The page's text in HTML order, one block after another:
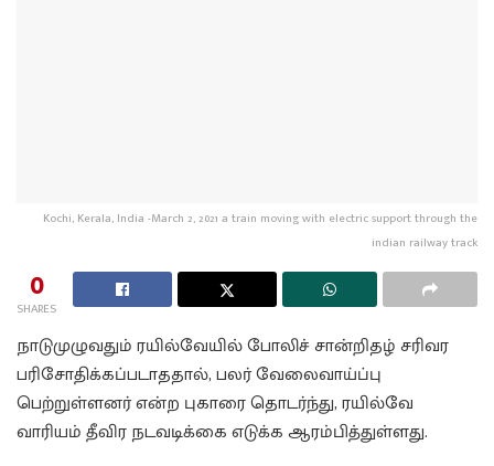
Kochi, Kerala, India -March 2, 2021 a train moving with electric support through the
indian railway track
0
SHARES
நாடுமுழுவதும் ரயில்வேயில் போலிச் சான்றிதழ் சரிவர
பரிசோதிக்கப்படாததால், பலர் வேலைவாய்ப்பு
பெற்றுள்ளனர் என்ற புகாரை தொடர்ந்து, ரயில்வே
வாரியம் தீவிர நடவடிக்கை எடுக்க ஆரம்பித்துள்ளது.